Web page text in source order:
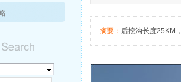
摘要： 后挖沟长度25KM